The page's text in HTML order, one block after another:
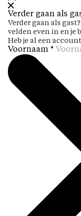
Verder gaan als
Verder gaan als
velden even in en je
Heb je al een
Voornaam *